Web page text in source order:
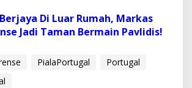
Di Luar Rumah, Markas
Jadi Taman Bermain Pavlidis!
PialaPortugal
Portugal